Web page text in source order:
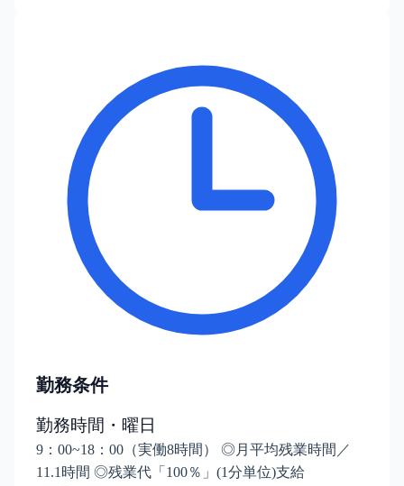
勤務条件
勤務時間・曜日
9：00~18：00（実働8時間） ◎月平均残業時間／
11.1時間 ◎残業代「100％」(1分単位)支給